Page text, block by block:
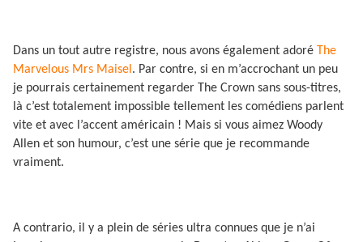
Dans un tout autre registre, nous avons également adoré The
Marvelous Mrs Maisel . Par contre, si en m’accrochant un peu
je pourrais certainement regarder The Crown sans sous-titres,
là c’est totalement impossible tellement les comédiens parlent
vite et avec l’accent américain ! Mais si vous aimez Woody
Allen et son humour, c’est une série que je recommande
vraiment.
A contrario, il y a plein de séries ultra connues que je n’ai